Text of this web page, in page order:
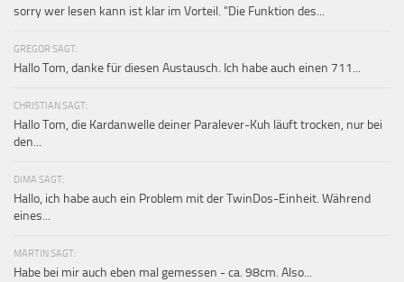
sorry wer lesen kann ist klar im Vorteil. "Die Funktion des...
GREGOR SAGT:
Hallo Tom, danke für diesen Austausch. Ich habe auch einen 711...
CHRISTIAN SAGT:
Hallo Tom, die Kardanwelle deiner Paralever-Kuh läuft trocken, nur bei
den...
DIMA SAGT:
Hallo, ich habe auch ein Problem mit der TwinDos-Einheit. Während
eines...
MARTIN SAGT:
Habe bei mir auch eben mal gemessen - ca. 98cm. Also...